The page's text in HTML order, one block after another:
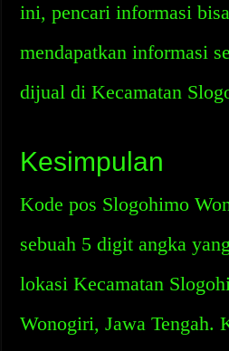
ini, pencari informasi
mendapatkan informasi
dijual di Kecamatan
Kesimpulan
Kode pos Slogohimo
sebuah 5 digit angka
lokasi Kecamatan
Wonogiri, Jawa Tengah.